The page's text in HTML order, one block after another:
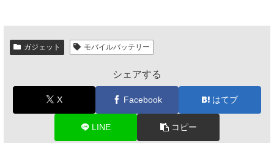
ガジェット モバイルバッテリー
シェアする
X Facebook はてブ
LINE コピー